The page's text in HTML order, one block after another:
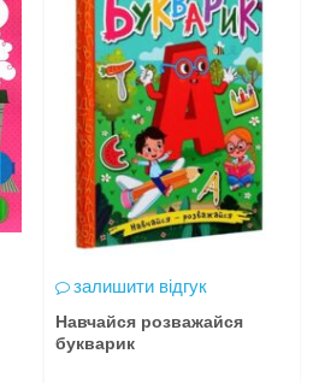
залишити відгук
Навчайся розважайся
букварик